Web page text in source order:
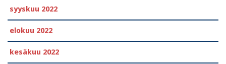
syyskuu 2022
elokuu 2022
kesäkuu 2022